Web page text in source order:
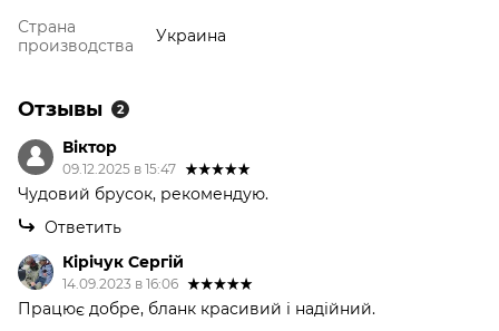
Страна
производства
Украина
Отзывы 2
Віктор
09.12.2025 в 15:47
Чудовий брусок, рекомендую.
Ответить
Кірічук Сергій
14.09.2023 в 16:06
Працює добре, бланк красивий і надійний.